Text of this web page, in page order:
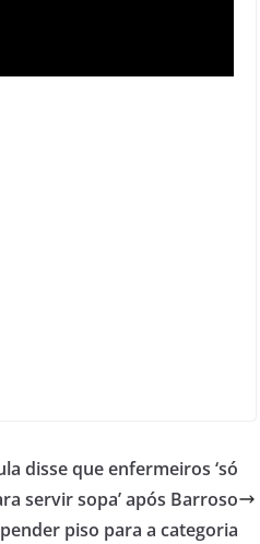
disse que enfermeiros ‘só
servir sopa’ após Barroso
piso para a categoria